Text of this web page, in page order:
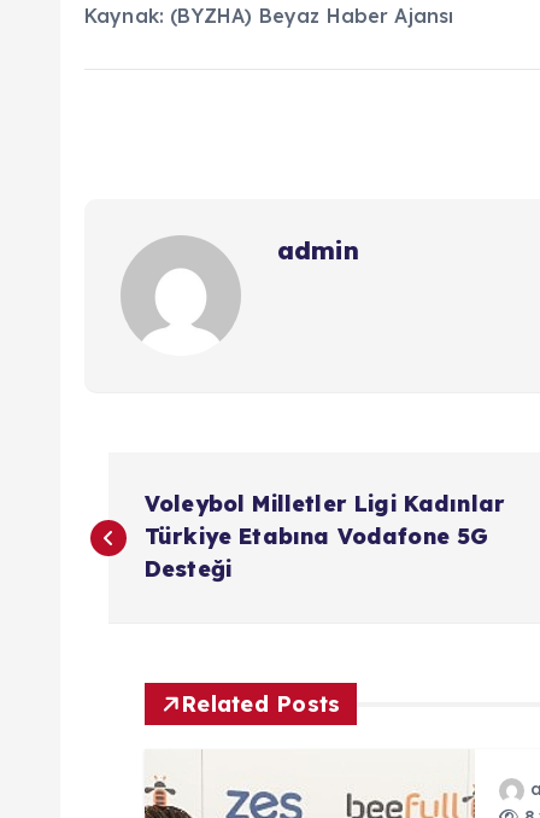
Kaynak: (BYZHA) Beyaz Haber Ajansı
admin
a
Voleybol Milletler Ligi Kadınlar
Türkiye Etabına Vodafone 5G
Desteği
Related Posts